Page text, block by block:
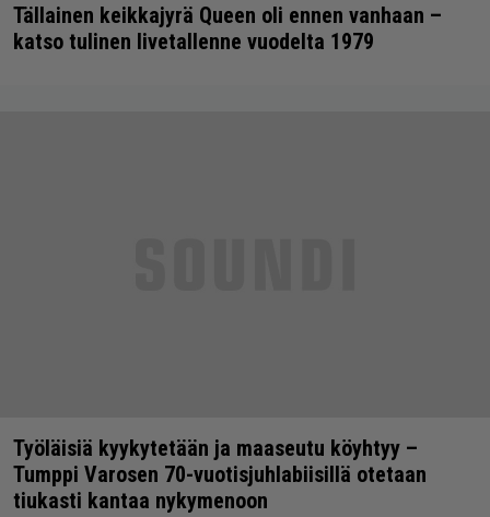
Tällainen keikkajyrä Queen oli ennen vanhaan –
katso tulinen livetallenne vuodelta 1979
Työläisiä kyykytetään ja maaseutu köyhtyy –
Tumppi Varosen 70-vuotisjuhlabiisillä otetaan
tiukasti kantaa nykymenoon